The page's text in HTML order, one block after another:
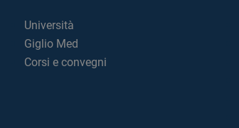
Università
Giglio Med
Corsi e convegni